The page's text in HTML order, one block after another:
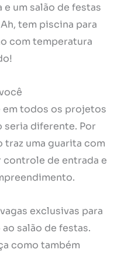
um salão de festas
tem piscina para
com temperatura
em todos os projetos
seria diferente. Por
uma guarita com
controle de entrada e
exclusivas para
salão de festas.
como também